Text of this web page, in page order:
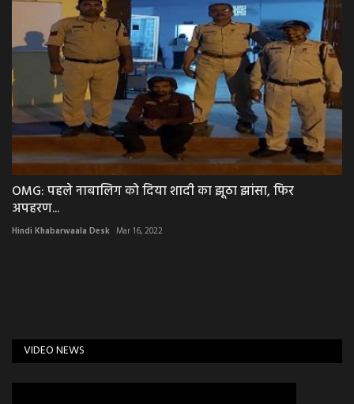
OMG: पहले नाबालिग को दिया शादी का झूठा झांसा, फिर
अपहरण...
Hindi Khabarwaala Desk Mar 16, 2022
VIDEO NEWS